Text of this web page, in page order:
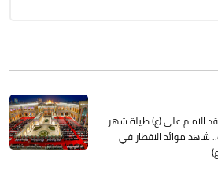
الامام علي (ع) طيلة شهر
شاهد موائد الافطار في